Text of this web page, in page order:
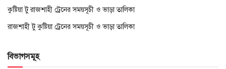
কুষ্টিয়া টু রাজশাহী ট্রেনের সময়সূচী ও ভাড়া তালিকা
রাজশাহী টু কুষ্টিয়া ট্রেনের সময়সূচী ও ভাড়া তালিকা
বিভাগসমূহ